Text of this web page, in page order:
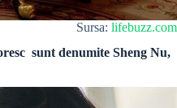
Sursa: lifebuzz.com
sunt denumite Sheng Nu,